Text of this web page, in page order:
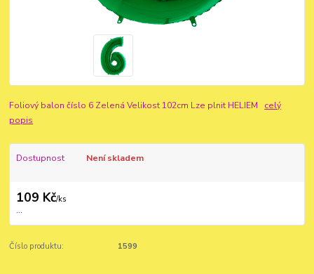
Foliový balon číslo 6 Zelená Velikost 102cm Lze plnit HELIEM celý
popis
Dostupnost Není skladem
109 Kč/ks
...
Číslo produktu: 1599